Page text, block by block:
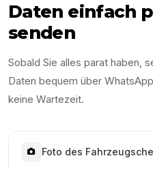
Daten einfach
senden
Sobald Sie alles parat haben,
Daten bequem über
keine Wartezeit.
Foto des